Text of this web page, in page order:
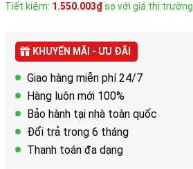
Tiết kiệm: 1.550.003₫so với giá thị trường
KHUYẾN MÃI - ƯU ĐÃI
Giao hàng miễn phí 24/7
Hàng luôn mới 100%
Bảo hành tại nhà toàn quốc
Đổi trả trong 6 tháng
Thanh toán đa dạng